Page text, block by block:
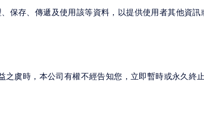
保存、傳遞及使用該等資料，以提供使用者其他資訊
虞時，本公司有權不經告知您，立即暫時或永久終